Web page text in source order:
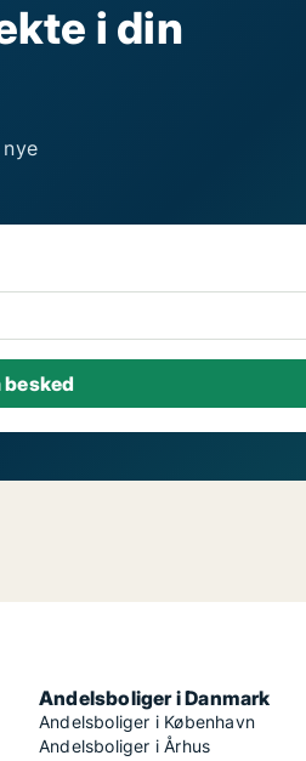
i din
Andelsboliger i Danmark
Andelsboliger i København
Andelsboliger i Århus